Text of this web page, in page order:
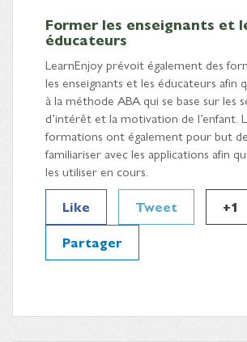
Former les enseignants et
éducateurs
LearnEnjoy prévoit également des
les enseignants et les éducateurs afin
à la méthode ABA qui se base sur les
d’intérêt et la motivation de l’enfant.
formations ont également pour but
familiariser avec les applications afin
les utiliser en cours.
Like
Tweet
+1
Partager